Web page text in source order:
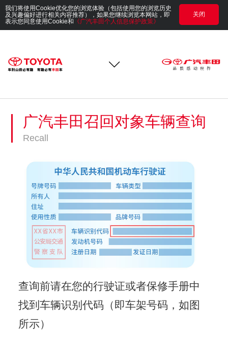
我们将使用Cookie优化您的浏览体验（包括使用您的浏览历史
及兴趣偏好进行相关内容推荐），如果您继续浏览本网站，即
表示您同意使用Cookie和 《广汽丰田个人信息保护政策》
关闭
广汽丰田召回对象车辆查询
Recall
查询前请在您的行驶证或者保修手册中
找到车辆识别代码（即车架号码，如图
所示）